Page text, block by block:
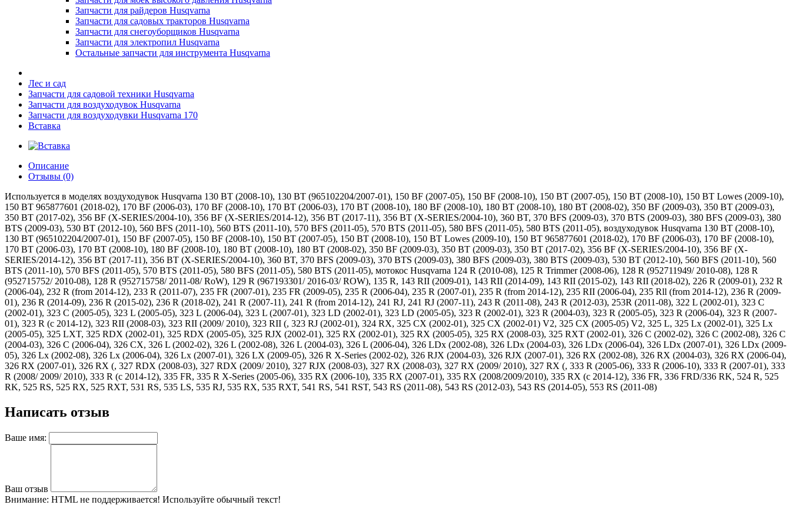
Запчасти для райдеров Husqvarna
Запчасти для садовых тракторов Husqvarna
Запчасти для снегоуборщиков Husqvarna
Запчасти для электропил Husqvarna
Остальные запчасти для инструмента Husqvarna
Лес и сад
Запчасти для садовой техники Husqvarna
Запчасти для воздуходувок Husqvarna
Запчасти для воздуходувки Husqvarna 170
Вставка
Описание
Отзывы (0)
Используется в моделях воздуходувок Husqvarna 130 BT (2008-10), 130 BT (965102204/2007-01), 150 BF (2007-05), 150 BF (2008-10), 150 BT (2007-05), 150 BT (2008-10), 150 BT Lowes (2009-10),
150 BT 965877601 (2018-02), 170 BF (2006-03), 170 BF (2008-10), 170 BT (2006-03), 170 BT (2008-10), 180 BF (2008-10), 180 BT (2008-10), 180 BT (2008-02), 350 BF (2009-03), 350 BT (2009-03),
350 BT (2017-02), 356 BF (X-SERIES/2004-10), 356 BF (X-SERIES/2014-12), 356 BT (2017-11), 356 BT (X-SERIES/2004-10), 360 BT, 370 BFS (2009-03), 370 BTS (2009-03), 380 BFS (2009-03), 380
BTS (2009-03), 530 BT (2012-10), 560 BFS (2011-10), 560 BTS (2011-10), 570 BFS (2011-05), 570 BTS (2011-05), 580 BFS (2011-05), 580 BTS (2011-05), воздуходувок Husqvarna 130 BT (2008-10),
130 BT (965102204/2007-01), 150 BF (2007-05), 150 BF (2008-10), 150 BT (2007-05), 150 BT (2008-10), 150 BT Lowes (2009-10), 150 BT 965877601 (2018-02), 170 BF (2006-03), 170 BF (2008-10),
170 BT (2006-03), 170 BT (2008-10), 180 BF (2008-10), 180 BT (2008-10), 180 BT (2008-02), 350 BF (2009-03), 350 BT (2009-03), 350 BT (2017-02), 356 BF (X-SERIES/2004-10), 356 BF (X-
SERIES/2014-12), 356 BT (2017-11), 356 BT (X-SERIES/2004-10), 360 BT, 370 BFS (2009-03), 370 BTS (2009-03), 380 BFS (2009-03), 380 BTS (2009-03), 530 BT (2012-10), 560 BFS (2011-10), 560
BTS (2011-10), 570 BFS (2011-05), 570 BTS (2011-05), 580 BFS (2011-05), 580 BTS (2011-05), мотокос Husqvarna 124 R (2010-08), 125 R Trimmer (2008-06), 128 R (952711949/ 2010-08), 128 R
(952715752/ 2010-08), 128 R (952715758/ 2011-08/ RoW), 129 R (967193301/ 2016-03/ ROW), 135 R, 143 RII (2009-01), 143 RII (2014-09), 143 RII (2015-02), 143 RII (2018-02), 226 R (2009-01), 232 R
(2006-04), 232 R (from 2014-12), 233 R (2011-07), 235 FR (2007-01), 235 FR (2009-05), 235 R (2006-04), 235 R (2007-01), 235 R (from 2014-12), 235 RII (2006-04), 235 Rll (from 2014-12), 236 R (2009-
01), 236 R (2014-09), 236 R (2015-02), 236 R (2018-02), 241 R (2007-11), 241 R (from 2014-12), 241 RJ, 241 RJ (2007-11), 243 R (2011-08), 243 R (2012-03), 253R (2011-08), 322 L (2002-01), 323 C
(2002-01), 323 C (2005-05), 323 L (2005-05), 323 L (2006-04), 323 L (2007-01), 323 LD (2002-01), 323 LD (2005-05), 323 R (2002-01), 323 R (2004-03), 323 R (2005-05), 323 R (2006-04), 323 R (2007-
01), 323 R (c 2014-12), 323 RII (2008-03), 323 RII (2009/ 2010), 323 RII (, 323 RJ (2002-01), 324 RX, 325 CX (2002-01), 325 CX (2002-01) V2, 325 CX (2005-05) V2, 325 L, 325 Lx (2002-01), 325 Lx
(2005-05), 325 LXT, 325 RDX (2002-01), 325 RDX (2005-05), 325 RJX (2002-01), 325 RX (2002-01), 325 RX (2005-05), 325 RX (2008-03), 325 RXT (2002-01), 326 C (2002-02), 326 C (2002-08), 326 C
(2004-03), 326 C (2006-04), 326 CX, 326 L (2002-02), 326 L (2002-08), 326 L (2004-03), 326 L (2006-04), 326 LDx (2002-08), 326 LDx (2004-03), 326 LDx (2006-04), 326 LDx (2007-01), 326 LDx (2009-
05), 326 Lx (2002-08), 326 Lx (2006-04), 326 Lx (2007-01), 326 LX (2009-05), 326 R X-Series (2002-02), 326 RJX (2004-03), 326 RJX (2007-01), 326 RX (2002-08), 326 RX (2004-03), 326 RX (2006-04),
326 RX (2007-01), 326 RX (, 327 RDX (2008-03), 327 RDX (2009/ 2010), 327 RJX (2008-03), 327 RX (2008-03), 327 RX (2009/ 2010), 327 RX (, 333 R (2005-06), 333 R (2006-10), 333 R (2007-01), 333
R (2008/ 2009/ 2010), 333 R (c 2014-12), 335 FR, 335 R X-Series (2005-06), 335 RX (2006-10), 335 RX (2007-01), 335 RX (2008/2009/2010), 335 RX (c 2014-12), 336 FR, 336 FRD/336 RK, 524 R, 525
RK, 525 RS, 525 RX, 525 RXT, 531 RS, 535 LS, 535 RJ, 535 RX, 535 RXT, 541 RS, 541 RST, 543 RS (2011-08), 543 RS (2012-03), 543 RS (2014-05), 553 RS (2011-08)
Написать отзыв
Ваше имя:
Ваш отзыв
Внимание: HTML не поддерживается! Используйте обычный текст!